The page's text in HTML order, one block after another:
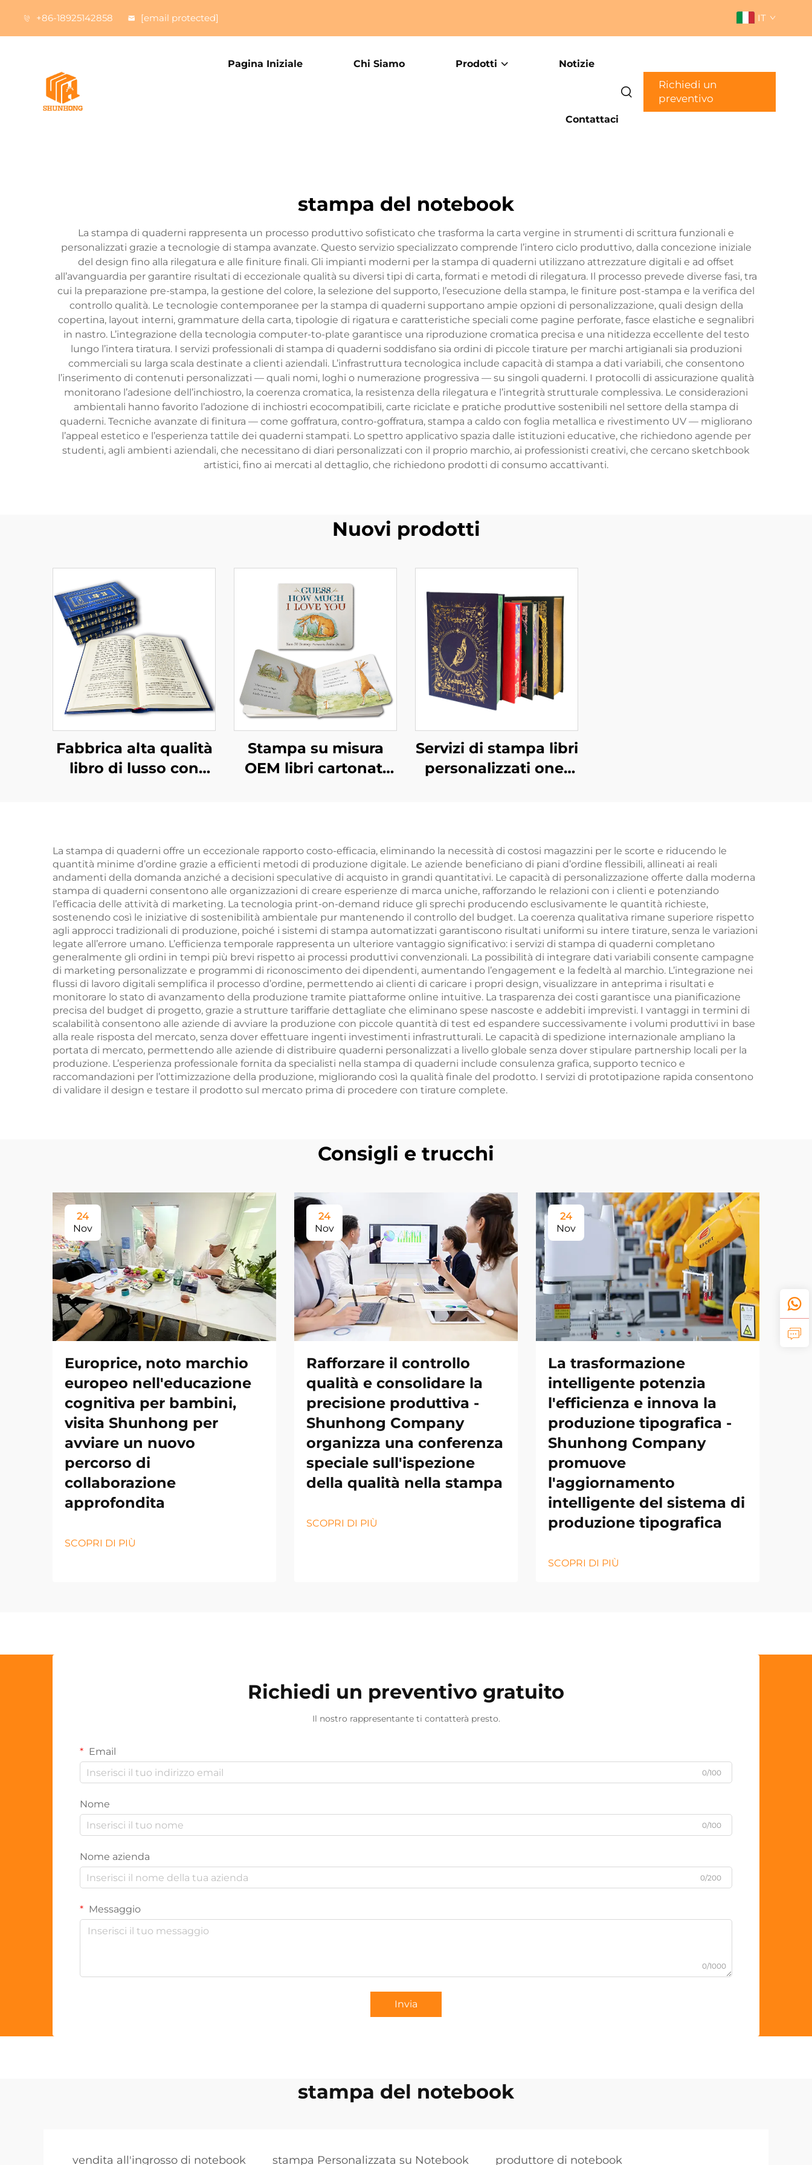
+86-18925142858 [email protected] IT
Pagina Iniziale Chi Siamo Prodotti Notizie
Contattaci
Richiedi un
preventivo
stampa del notebook
La stampa di quaderni rappresenta un processo produttivo sofisticato che trasforma la carta vergine in strumenti di scrittura funzionali e
personalizzati grazie a tecnologie di stampa avanzate. Questo servizio specializzato comprende l’intero ciclo produttivo, dalla concezione iniziale
del design fino alla rilegatura e alle finiture finali. Gli impianti moderni per la stampa di quaderni utilizzano attrezzature digitali e ad offset
all’avanguardia per garantire risultati di eccezionale qualità su diversi tipi di carta, formati e metodi di rilegatura. Il processo prevede diverse fasi, tra
cui la preparazione pre-stampa, la gestione del colore, la selezione del supporto, l’esecuzione della stampa, le finiture post-stampa e la verifica del
controllo qualità. Le tecnologie contemporanee per la stampa di quaderni supportano ampie opzioni di personalizzazione, quali design della
copertina, layout interni, grammature della carta, tipologie di rigatura e caratteristiche speciali come pagine perforate, fasce elastiche e segnalibri
in nastro. L’integrazione della tecnologia computer-to-plate garantisce una riproduzione cromatica precisa e una nitidezza eccellente del testo
lungo l’intera tiratura. I servizi professionali di stampa di quaderni soddisfano sia ordini di piccole tirature per marchi artigianali sia produzioni
commerciali su larga scala destinate a clienti aziendali. L’infrastruttura tecnologica include capacità di stampa a dati variabili, che consentono
l’inserimento di contenuti personalizzati — quali nomi, loghi o numerazione progressiva — su singoli quaderni. I protocolli di assicurazione qualità
monitorano l’adesione dell’inchiostro, la coerenza cromatica, la resistenza della rilegatura e l’integrità strutturale complessiva. Le considerazioni
ambientali hanno favorito l’adozione di inchiostri ecocompatibili, carte riciclate e pratiche produttive sostenibili nel settore della stampa di
quaderni. Tecniche avanzate di finitura — come goffratura, contro-goffratura, stampa a caldo con foglia metallica e rivestimento UV — migliorano
l’appeal estetico e l’esperienza tattile dei quaderni stampati. Lo spettro applicativo spazia dalle istituzioni educative, che richiedono agende per
studenti, agli ambienti aziendali, che necessitano di diari personalizzati con il proprio marchio, ai professionisti creativi, che cercano sketchbook
artistici, fino ai mercati al dettaglio, che richiedono prodotti di consumo accattivanti.
Nuovi prodotti
Fabbrica alta qualità
libro di lusso con
e goffratura servizio
di stampa libro
copertina rigida
Stampa su misura
OEM libri cartonati
interattivi per
bambini stampa libri
cartonati
Servizi di stampa libri
personalizzati one-
libro foto copertina
rigida con bordi
dorati
La stampa di quaderni offre un eccezionale rapporto costo-efficacia, eliminando la necessità di costosi magazzini per le scorte e riducendo le
quantità minime d’ordine grazie a efficienti metodi di produzione digitale. Le aziende beneficiano di piani d’ordine flessibili, allineati ai reali
andamenti della domanda anziché a decisioni speculative di acquisto in grandi quantitativi. Le capacità di personalizzazione offerte dalla moderna
stampa di quaderni consentono alle organizzazioni di creare esperienze di marca uniche, rafforzando le relazioni con i clienti e potenziando
l’efficacia delle attività di marketing. La tecnologia print-on-demand riduce gli sprechi producendo esclusivamente le quantità richieste,
sostenendo così le iniziative di sostenibilità ambientale pur mantenendo il controllo del budget. La coerenza qualitativa rimane superiore rispetto
agli approcci tradizionali di produzione, poiché i sistemi di stampa automatizzati garantiscono risultati uniformi su intere tirature, senza le variazioni
legate all’errore umano. L’efficienza temporale rappresenta un ulteriore vantaggio significativo: i servizi di stampa di quaderni completano
generalmente gli ordini in tempi più brevi rispetto ai processi produttivi convenzionali. La possibilità di integrare dati variabili consente campagne
di marketing personalizzate e programmi di riconoscimento dei dipendenti, aumentando l’engagement e la fedeltà al marchio. L’integrazione nei
flussi di lavoro digitali semplifica il processo d’ordine, permettendo ai clienti di caricare i propri design, visualizzare in anteprima i risultati e
monitorare lo stato di avanzamento della produzione tramite piattaforme online intuitive. La trasparenza dei costi garantisce una pianificazione
precisa del budget di progetto, grazie a strutture tariffarie dettagliate che eliminano spese nascoste e addebiti imprevisti. I vantaggi in termini di
scalabilità consentono alle aziende di avviare la produzione con piccole quantità di test ed espandere successivamente i volumi produttivi in base
alla reale risposta del mercato, senza dover effettuare ingenti investimenti infrastrutturali. Le capacità di spedizione internazionale ampliano la
portata di mercato, permettendo alle aziende di distribuire quaderni personalizzati a livello globale senza dover stipulare partnership locali per la
produzione. L’esperienza professionale fornita da specialisti nella stampa di quaderni include consulenza grafica, supporto tecnico e
raccomandazioni per l’ottimizzazione della produzione, migliorando così la qualità finale del prodotto. I servizi di prototipazione rapida consentono
di validare il design e testare il prodotto sul mercato prima di procedere con tirature complete.
Consigli e trucchi
24
Nov
Europrice, noto marchio
europeo nell'educazione
cognitiva per bambini,
visita Shunhong per
avviare un nuovo
percorso di
collaborazione
approfondita
SCOPRI DI PIÙ
24
Nov
Rafforzare il controllo
qualità e consolidare la
precisione produttiva -
Shunhong Company
organizza una conferenza
speciale sull'ispezione
della qualità nella stampa
SCOPRI DI PIÙ
24
Nov
La trasformazione
intelligente potenzia
l'efficienza e innova la
produzione tipografica -
Shunhong Company
promuove
l'aggiornamento
intelligente del sistema di
produzione tipografica
SCOPRI DI PIÙ
Richiedi un preventivo gratuito
Il nostro rappresentante ti contatterà presto.
Email
0/100
Nome
0/100
Nome azienda
0/200
Messaggio
0/1000
Invia
stampa del notebook
vendita all'ingrosso di notebook stampa Personalizzata su Notebook produttore di notebook